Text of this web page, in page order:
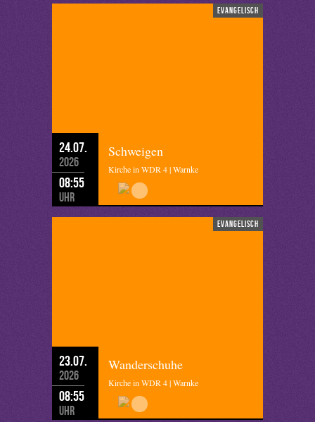
evangelisch
24.07.
2026
08:55
Uhr
Schweigen
Kirche in WDR 4 | Warnke
evangelisch
23.07.
2026
08:55
Uhr
Wanderschuhe
Kirche in WDR 4 | Warnke